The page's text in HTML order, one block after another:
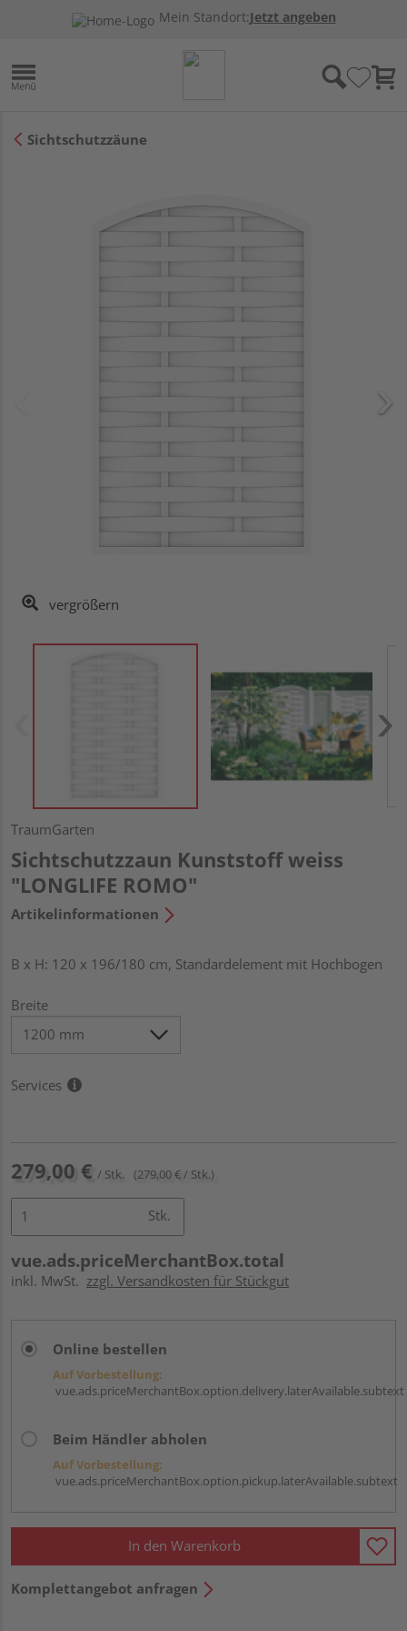
Mein Standort:Jetzt angeben
Sichtschutzzäune
vergrößern
TraumGarten
Sichtschutzzaun Kunststoff weiss
"LONGLIFE ROMO"
Artikelinformationen
B x H: 120 x 196/180 cm, Standardelement mit Hochbogen
Breite
Services
279,00 € / Stk. (279,00 € / Stk.)
Stk.
vue.ads.priceMerchantBox.total
inkl. MwSt. zzgl. Versandkosten für Stückgut
Online bestellen
Auf Vorbestellung:
vue.ads.priceMerchantBox.option.delivery.laterAvailable.subtext
Beim Händler abholen
Auf Vorbestellung:
vue.ads.priceMerchantBox.option.pickup.laterAvailable.subtext
In den Warenkorb
Komplettangebot anfragen